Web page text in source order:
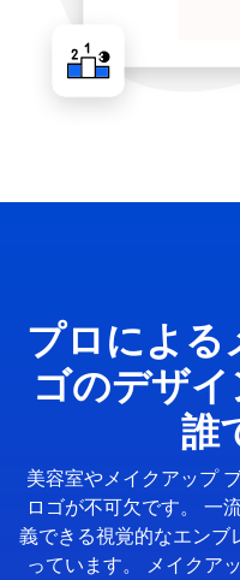
プロによる
ゴのデザ
誰
美容室やメイクアップ
ロゴが不可欠です。 一
義できる視覚的なエンブ
っています。 メイクア